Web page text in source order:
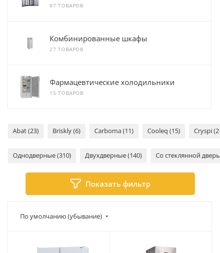
87 ТОВАРОВ
Комбинированные шкафы
27 ТОВАРОВ
Фармацевтические холодильники
15 ТОВАРОВ
Abat (23) Briskly (6) Carboma (11) Cooleq (15) Cryspi
Однодверные (310) Двухдверные (140) Со стеклянной
Показать фильтр
По умолчанию (убывание)